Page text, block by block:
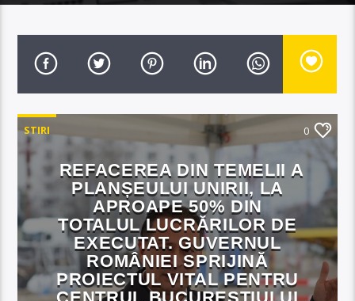
STIRI 0
REFACEREA DIN TEMELII A
PLANȘEULUI UNIRII, LA
APROAPE 50% DIN
TOTALUL LUCRĂRILOR DE
EXECUTAT. GUVERNUL
ROMÂNIEI SPRIJINĂ
PROIECTUL VITAL PENTRU